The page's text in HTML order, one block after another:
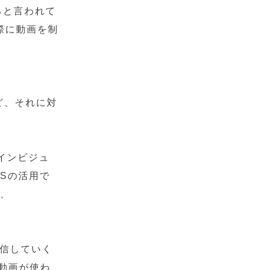
言われて
に動画を制
それに対
ンビジュ
の活用で
していく
画が使わ